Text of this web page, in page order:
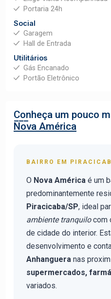
Portaria 24h
Social
Garagem
Hall de Entrada
Utilitários
Gás Encanado
Portão Eletrônico
Conheça um pouco
Nova América
BAIRRO EM
O Nova América é um
predominantemente
Piracicaba/SP, ideal
ambiente tranquilocom
de cidade do interior.
desenvolvimento e
Anhanguera nas
supermercados,
variados.